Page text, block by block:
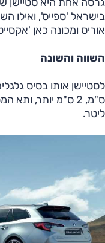
בישראל 'ספייס', ואילו
אוריס ומכונה כאן
השווה והשונה
ליטר.